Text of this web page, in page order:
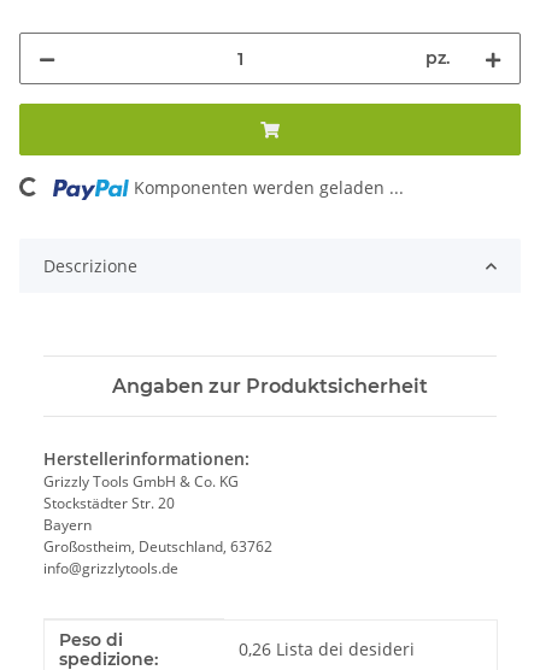
pz.
Komponenten werden geladen ...
Descrizione
Angaben zur Produktsicherheit
Herstellerinformationen:
Grizzly Tools GmbH & Co. KG
Stockstädter Str. 20
Bayern
Großostheim, Deutschland, 63762
info@grizzlytools.de
Caratteristica del prodotto
Valore
Peso di
spedizione:
0,26 Lista dei desideri